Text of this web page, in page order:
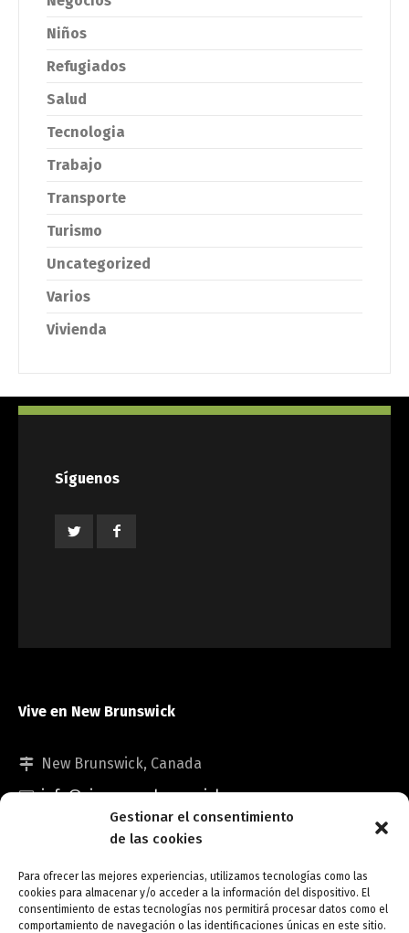
Gestionar el consentimiento
de las cookies
Para ofrecer las mejores experiencias, utilizamos tecnologías como las
cookies para almacenar y/o acceder a la información del dispositivo. El
consentimiento de estas tecnologías nos permitirá procesar datos como el
comportamiento de navegación o las identificaciones únicas en este sitio.
Niños
Refugiados
Salud
Tecnologia
Trabajo
Transporte
Turismo
Uncategorized
Varios
Vivienda
Síguenos
Vive en New Brunswick
New Brunswick, Canada
info@viveennewbrunswick.com